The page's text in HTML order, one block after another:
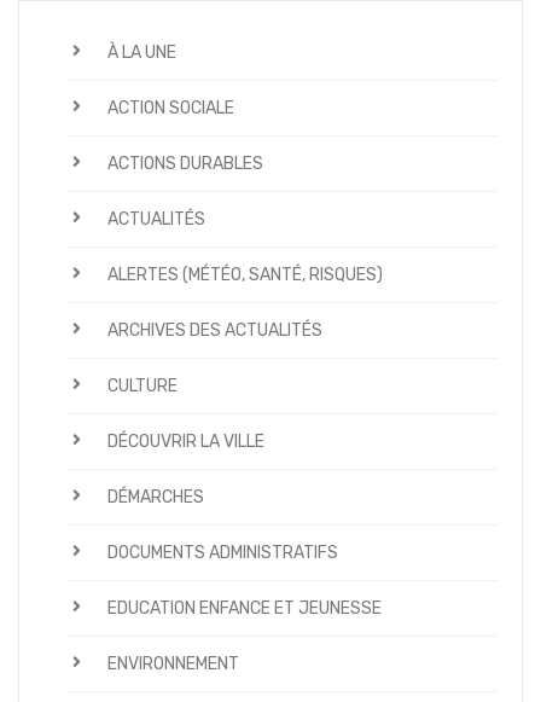
À LA UNE
ACTION SOCIALE
ACTIONS DURABLES
ACTUALITÉS
ALERTES (MÉTÉO, SANTÉ, RISQUES)
ARCHIVES DES ACTUALITÉS
CULTURE
DÉCOUVRIR LA VILLE
DÉMARCHES
DOCUMENTS ADMINISTRATIFS
EDUCATION ENFANCE ET JEUNESSE
ENVIRONNEMENT